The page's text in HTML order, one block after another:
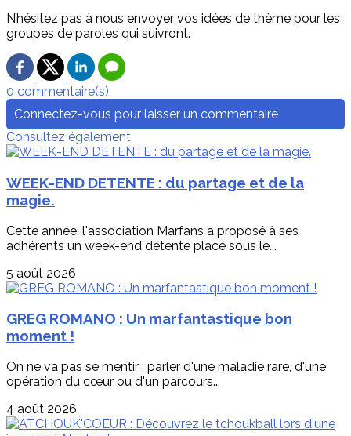
N’hésitez pas à nous envoyer vos idées de thème pour les
groupes de paroles qui suivront.
0 commentaire(s)
Connectez-vous pour laisser un commentaire
Consultez également
WEEK-END DETENTE : du partage et de la
magie.
Cette année, l'association Marfans a proposé à ses
adhérents un week-end détente placé sous le...
5 août 2026
GREG ROMANO : Un marfantastique bon
moment !
On ne va pas se mentir : parler d'une maladie rare, d'une
opération du cœur ou d'un parcours...
4 août 2026